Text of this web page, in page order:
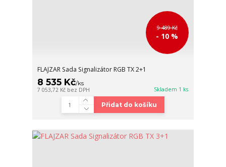
9 489 Kč
- 10 %
FLAJZAR Sada Signalizátor RGB TX 2+1
8 535 Kč/ks
7 053,72 Kč bez DPH Skladem 1 ks
Přidat do košíku